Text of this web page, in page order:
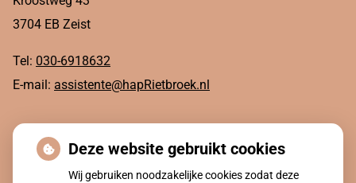
3704 EB Zeist
Tel: 030-6918632
E-mail: assistente@hapRietbroek.nl
Ga zelf na of het zinvol is
om een afspraak te maken
Deze website gebruikt cookies
Wij gebruiken noodzakelijke cookies zodat deze